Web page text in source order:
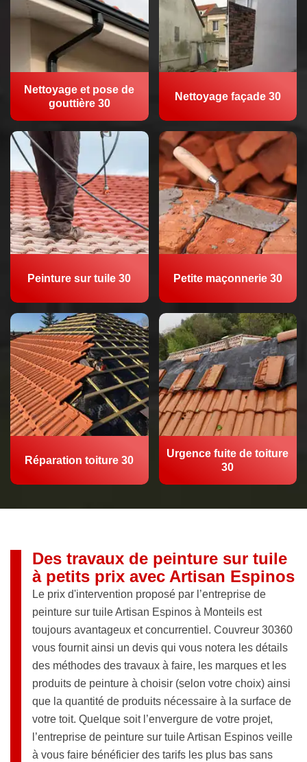
Nettoyage et pose de
gouttière 30
Nettoyage façade 30
Peinture sur tuile 30 Petite maçonnerie 30
Réparation toiture 30
Urgence fuite de toiture
30
Des travaux de peinture sur tuile
à petits prix avec Artisan Espinos
Le prix d'intervention proposé par l’entreprise de
peinture sur tuile Artisan Espinos à Monteils est
toujours avantageux et concurrentiel. Couvreur 30360
vous fournit ainsi un devis qui vous notera les détails
des méthodes des travaux à faire, les marques et les
produits de peinture à choisir (selon votre choix) ainsi
que la quantité de produits nécessaire à la surface de
votre toit. Quelque soit l’envergure de votre projet,
l’entreprise de peinture sur tuile Artisan Espinos veille
à vous faire bénéficier des tarifs les plus bas sans